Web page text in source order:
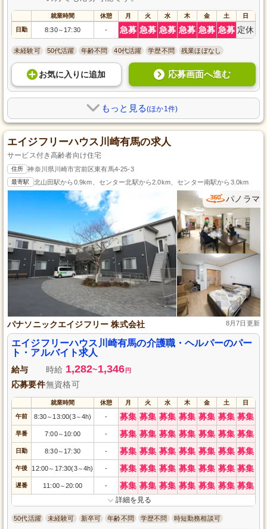
就業時間 休憩 月 火 水 木 金 土 日
日勤 8:30～ 17:30 - 急募 急募 急募 急募 急募 急募 定休
未経験可 50代活躍 年齢不問 40代活躍 学歴不問 残業ほぼなし
お気に入り に追加 応募画面へ進む
もっと見る(ほか1件)
エイジフリーハウス川崎有馬の求人
サービス付き高齢者向け住宅
住所 神奈川県川崎市宮前区東有馬4-25-3
最寄駅 北山田駅から0.9km、センター北駅から2.0km、センター南駅から3.0km
パノラマ
パナソニックエイジフリー 株式会社 8月7日更新
エイジフリーハウス川崎有馬の介護職・ヘルパーのパー
ト・アルバイト求人
給与 時給 1,282~1,346 円
応募要件無資格可
就業時間 休憩 月 火 水 木 金 土 日
午前 8:30～ 13:00(3～4h) - 募集 募集 募集 募集 募集 募集 募集
早番 7:00～ 10:00 - 募集 募集 募集 募集 募集 募集 募集
日勤 8:30～ 17:30 - 募集 募集 募集 募集 募集 募集 募集
午後 12:00～ 17:30(3～4h) - 募集 募集 募集 募集 募集 募集 募集
遅番 11:00～20:00 - 募集 募集 募集 募集 募集 募集 募集
詳細を見る
50代活躍 未経験可 新卒可 年齢不問 学歴不問 時短勤務相談可